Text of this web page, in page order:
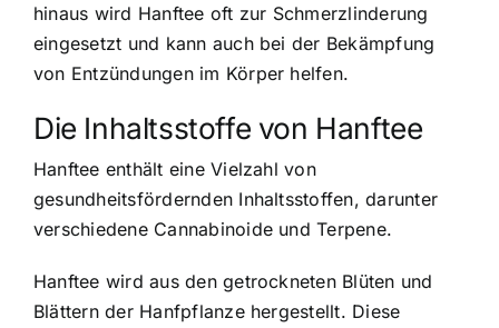
hinaus wird Hanftee oft zur Schmerzlinderung
eingesetzt und kann auch bei der Bekämpfung
von Entzündungen im Körper helfen.
Die Inhaltsstoffe von Hanftee
Hanftee enthält eine Vielzahl von
gesundheitsfördernden Inhaltsstoffen, darunter
verschiedene Cannabinoide und Terpene.
Hanftee wird aus den getrockneten Blüten und
Blättern der Hanfpflanze hergestellt. Diese